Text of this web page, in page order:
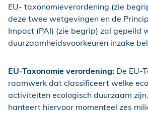
EU- taxonomieverordening (zie
deze twee wetgevingen en de
Impact (PAI) (zie begrip) zal gepeild
duurzaamheidsvoorkeuren inzake
EU-Taxonomie verordening: De EU-
raamwerk dat classificeert welke
activiteiten ecologisch duurzaam
hanteert hiervoor momenteel zes